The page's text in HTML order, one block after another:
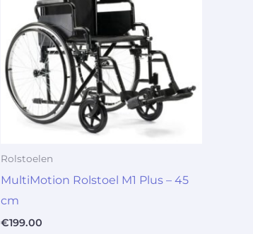
Rolstoelen
MultiMotion Rolstoel M1 Plus – 45
cm
€199.00